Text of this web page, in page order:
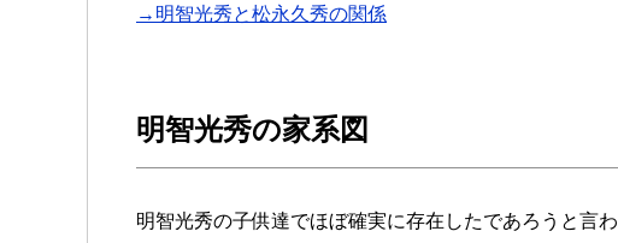
→明智光秀と松永久秀の関係
明智光秀の家系図
明智光秀の子供達でほぼ確実に存在したであろうと言